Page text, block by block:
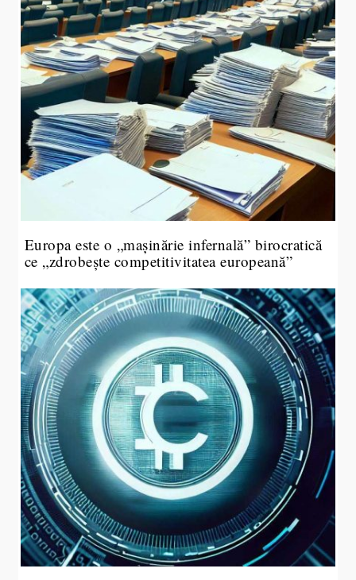
Europa este o „mașinărie infernală” birocratică
ce „zdrobește competitivitatea europeană”